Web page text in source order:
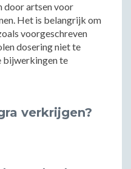
door artsen voor
Het is belangrijk om
voorgeschreven
dosering niet te
bijwerkingen te
verkrijgen?